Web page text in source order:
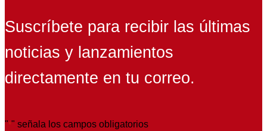
Suscríbete para recibir las últimas
noticias y lanzamientos
directamente en tu correo.
"*" señala los campos obligatorios